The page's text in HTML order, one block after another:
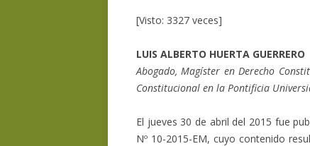
[Visto: 3327 veces]
LUIS ALBERTO HUERTA GUERRERO
Abogado, Magíster en Derecho
Constitucional en la Pontificia
El jueves 30 de abril del 2015 fue
Nº 10-2015-EM, cuyo contenido